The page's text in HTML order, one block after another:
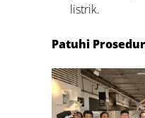
listrik.
Patuhi